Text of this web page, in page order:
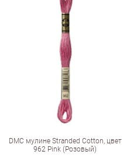
DMC мулине Stranded Cotton, цвет
962 Pink (Розовый)